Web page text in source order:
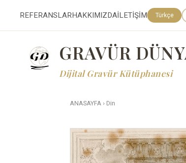
REFERANSLARHAKKIMIZDAİLETİŞİM Türkçe
GRAVÜR
Dijital Gravür Kütüphanesi
ANASAYFA › Din